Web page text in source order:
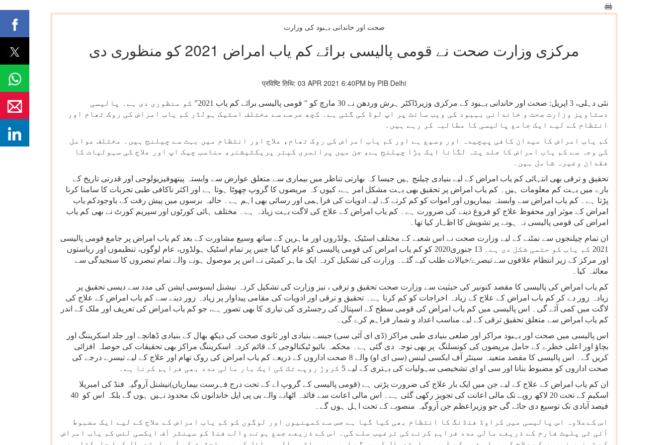
صحت اور خاندانی بہبود کی وزارت
مرکزی وزارت صحت نے قومی پالیسی برائے کم یاب امراض 2021 کو منظوری دی
प्रविष्टि तिथि: 03 APR 2021 6:40PM by PIB Delhi
نئی دہلی، 3 اپریل: صحت اور خاندانی بہبود کے مرکزی وزیرڈاکٹر ہرش وردھن نے 30 مارچ کو " قومی پالیسی برائے کم یاب 2021" کو منظوری دی ہے۔ پالیسی
دستاویز وزارت صحت و خاندانی بہبود کی ویب سائٹ پر اپ لوڈ کی گئی ہے۔ کچھ عرصے سے مختلف اسٹیک ہولڈر کم یاب امراض کی روک تھام اور
انتظام کے لیے ایک جامع پالیسی کا مطالبہ کر رہے ہیں۔
کم یاب امراض کا میدان کافی پیچیدہ اور وسیع ہے اور کم یاب امراض کی روک تھام، علاج اور انتظام میں بہت سے چیلنج ہیں۔ مختلف عوامل
کی وجہ سے کم یاب امراض کا جلد پتہ لگانا ایک بڑا چیلنج ہے، جن میں پرائمری کیئر پریکٹیشنر، مناسب چیک اپ اور علاج کی سہولیات کا
فقدان وغیرہ شامل ہیں۔
تحقیق و ترقی بھی انتہائی کم یاب امراض کے لیے بنیادی چیلنج ہیں جیسا کہ بھارتی تناظر میں بیماری سے متعلق عوارض سے وابستہ پیتھوفیزیولوجی اور قدرتی تاریخ کے
بارے میں بہت کم معلومات ہیں۔ کم یاب امراض پر تحقیق بھی بہت مشکل امر ہے، کیوں کہ مریضوں کا گروپ چھوٹا ہوتا ہے اور اکثر ناکافی طبی تجربات کا سامنا کرنا
پڑتا ہے۔ کم یاب امراض سے وابستہ بیماریوں اور اموات کو کم کرنے کے لیے ادویات کی فراہمی اور رسائی بھی اہم ہے۔ حالیہ برسوں میں پیش رفت کے باوجودکم یاب
امراض کے موثر اور محفوظ علاج کو فروغ دینے کی ضرورت ہے۔ کم یاب امراض کے علاج کی لاگت بہت زیادہ ہے۔ مختلف ہائی کورٹوں اور سپریم کورٹ نے بھی کم یاب
امراض کی قومی پالیسی نہ ہونے پر تشویش کا اظہار کیا تھا۔
ان تمام چیلنجوں سے نمٹنے کے لیے وزارت صحت نے اس شعبے کے مختلف اسٹیک ہولڈروں اور ماہرین کے ساتھ وسیع مشاورت کے بعد کم یاب امراض پر جامع قومی پالیسی
2021 کم یاب کو حتمی شکل دی ہے۔ 13 جنوری2020 کو کم یاب امراض کی قومی پالیسی کو عام کیا گیا جس پر تمام اسٹیک ہولڈوں، عام لوگوں، تنظیموں اور ریاستوں
اور مرکز کے زیر انتظام علاقوں سے تبصرے/خیالات طلب کیے گئے۔ وزارت کی تشکیل کردہ ایک ماہر کمیٹی نے اس پر موصول ہونے والے تمام تبصروں کا سنجیدگی سے
معائنہ کیا۔
کم یاب امراض کی پالیسی کا مقصد کنونیر کی حیثیت سے وزارت صحت تحقیق و ترقی ، نیز وزارت کی تشکیل کردہ نیشنل ایسوسی ایشن کی مدد سے دیسی تحقیق پر
زیادہ زور دے کر کم یاب امراض کے علاج کے زیادہ اخراجات کو کم کرنا ہے۔ تحقیق و ترقی اور ادویات کی مقامی پیداوار پر زیادہ زور دینے سے کم یاب امراض کے علاج کی
لاگت میں کمی آئے گی۔ اس پالیسی میں کم یاب امراض کی قومی سطح کے اسپتال کی رجسٹری کی تیاری کا بھی تصور ہے، جو کم یاب امراض کی تعریف اور ملک کے اندر
کم یاب امراض سے متعلق تحقیق ترقی کے لیے مناسب اعداد و شمار فراہم کرے گی۔
اس پالیسی میں صحت اور بہبود مراکز اور ضلعی بنیادی طبی مراکز (ڈی ای آئی سی) جیسے بنیادی اور ثانوی صحت کی دیکھ بھال کے بنیادی ڈھانچے اور جلد اسکریننگ اور
بچاؤ اور اعلی خطرے کے حامل مریضوں کی کونسلنگ پر بھی توجہ دی گئی ہے۔ محکمہ بائیو ٹیکنالوجی کے قائم کردہ اسکریننگ مراکز بھی تحقیقات کی حوصلہ افزائی
کریں گے۔ اس پالیسی کا مقصد متعینہ سینٹر آف ایکسی لینس (سی ای او) والے 8 صحت اداروں کے ذریعے کم یاب امراض کی روک تھام اور علاج کے لیے تیسرے درجے کی
صحت اداروں کو مضبوط بنانا اور سی او ای تشخیصی سہولیات کی بہتری کے لیے 5 کروڑ روپے تک کی ایک بار مالی مدد بھی فراہم کرنا ہے۔
ان کم یاب امراض کے علاج کے لیے جن میں ایک بار علاج کی ضرورت پڑتی ہے (قومی پالیسی کے گروپ اے کے تحت درج فہرست بیماریاں)نیشنل آروگیہ فنڈ کی امبریلا
اسکیم کے تحت 20 لاکھ روپے تک مالی اعانت کی تجویز رکھی گئی ہے۔ اس مالی اعانت سے فائدہ اٹھانے والے بی پی ایل خاندانوں تک محدود نہیں ہوں گے بلکہ اس کو 40
فیصد آبادی تک توسیع دی جائے گی جو وزیراعظم جن آروگیہ منصوبے کے تحت اہل ہوں گے۔
اس کےعلاوہ اس پالیسی میں کراوڈ فنڈنگ کا انتظام بھی کیا گیا ہے جس سے کمپنیوں اور لوگوں کو کم یاب امراض کے علاج کے لیے ایک مضبوط
آئی ٹی پلیٹ فارم کے ذریعے مالی مدد فراہم کرنے کی ترغیب ملے گی۔ اس کے ذریعے جمع ہونے والے فنڈ کو سینٹر آف ایکسی لنس کم یاب امراض